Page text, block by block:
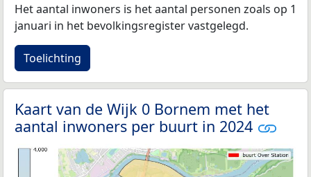
Het aantal inwoners is het aantal personen zoals op 1
januari in het bevolkingsregister vastgelegd.
Toelichting
Kaart van de Wijk 0 Bornem met het
aantal inwoners per buurt in 2024